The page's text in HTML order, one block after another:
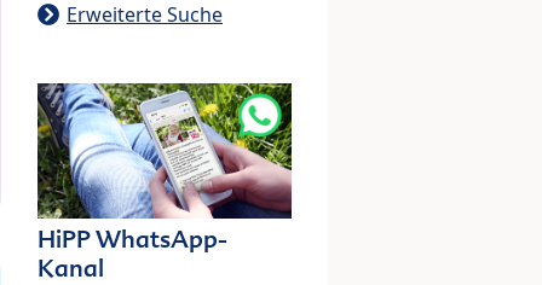
Erweiterte Suche
HiPP WhatsApp-
Kanal